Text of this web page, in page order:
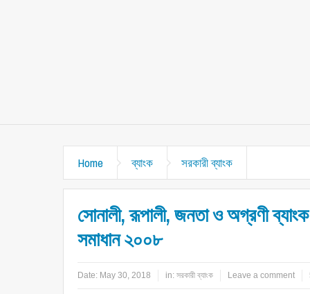
Home ব্যাংক সরকারী ব্যাংক
সোনালী, রূপালী, জনতা ও অগ্রণী
সমাধান ২০০৮
Date: May 30, 2018 in: সরকারী ব্যাংক Leave a comment